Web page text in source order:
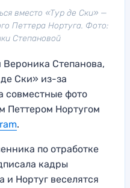
вместо «Тур де Ски» —
Петтера Нортуга. Фото:
Степановой
Степанова,
Ски» из-за
совместные фото
Петтером Нортугом
.
по отработке
кадры
и Нортуг веселятся